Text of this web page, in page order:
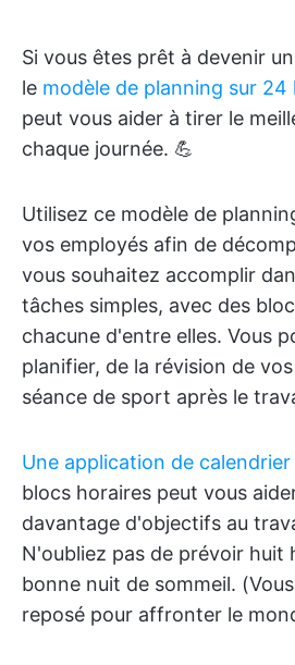
Si vous êtes prêt à devenir
le modèle de planning sur 24
peut vous aider à tirer le
chaque journée. 💪
Utilisez ce modèle de
vos employés afin de
vous souhaitez accomplir
tâches simples, avec des
chacune d'entre elles. Vous
planifier, de la révision de
séance de sport après le
Une application de calendrier
blocs horaires peut vous
davantage d'objectifs au
N'oubliez pas de prévoir huit
bonne nuit de sommeil.
reposé pour affronter le